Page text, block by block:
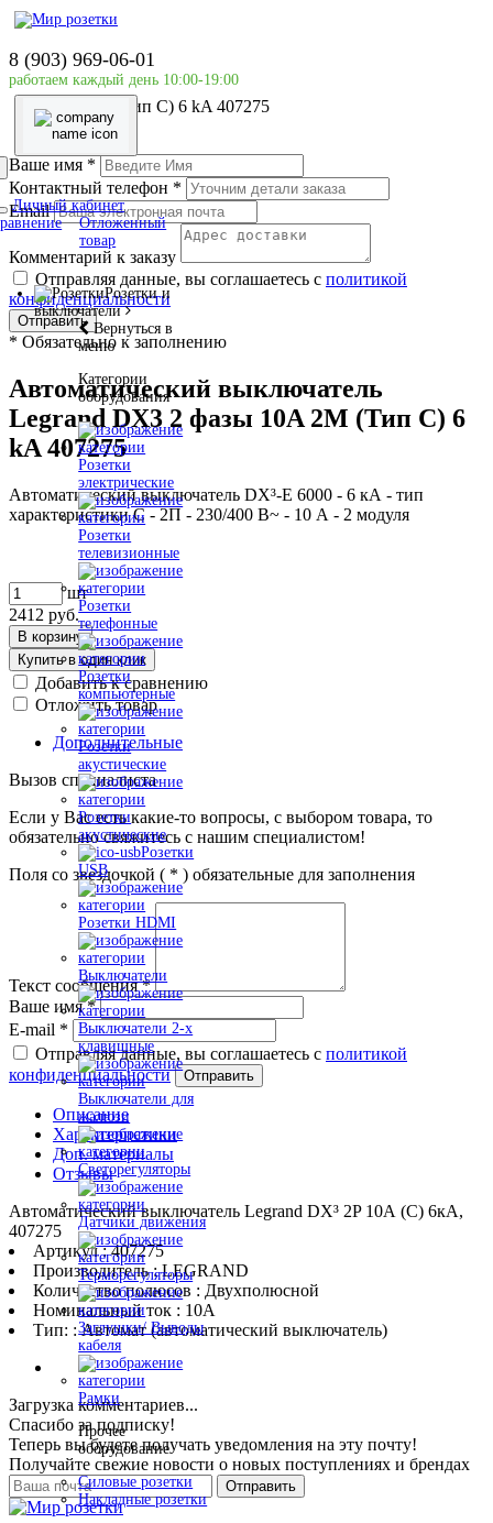
8 (903) 969-06-01
работаем каждый день 10:00-19:00
Личный кабинет
Отложенный
товар
Розетки и
выключатели
Вернуться в
меню
Категории
оборудования
Розетки
электрические
Розетки
телевизионные
Розетки
телефонные
Розетки
компьютерные
Розетки
акустические
Розетки
акустические
Розетки
USB
Розетки HDMI
Выключатели
Выключатели 2-х
клавишные
Выключатели для
жалюзи
Светорегуляторы
Датчики движения
Терморегуляторы
Заглушки/ Выводы
кабеля
Рамки
Прочее
оборудование
Силовые розетки
Накладные розетки
Главная страница
LEGRAND
Автоматический выключатель Legrand DX3 2 фазы
10A 2М (Тип C) 6 kA 407275
Ваше имя *
Контактный телефон *
Email
Комментарий к заказу
Отправляя данные, вы соглашаетесь с политикой
конфиденциальности
Отправить
* Обязательно к заполнению
Автоматический выключатель
Legrand DX3 2 фазы 10A 2М (Тип C) 6
kA 407275
Автоматический выключатель DX³-E 6000 - 6 кА - тип
характеристики C - 2П - 230/400 В~ - 10 А - 2 модуля
шт
2412 руб.
В корзину
Купить в один клик
Добавить к сравнению
Отложить товар
Дополнительные
Вызов специалиста
Если у Вас есть какие-то вопросы, с выбором товара, то
обязательно свяжитесь с нашим специалистом!
Поля со звездочкой ( * ) обязательные для заполнения
Текст сообщения*
Ваше имя*
E-mail *
Отправляя данные, вы соглашаетесь с политикой
конфиденциальности
Отправить
Описание
Характеристики
Доп. материалы
Отзывы
Автоматический выключатель Legrand DX³ 2P 10А (C) 6кА,
407275
Артикул : 407275
Производитель : LEGRAND
Количество полюсов : Двухполюсной
Номинальный ток : 10A
Тип: : Автомат (автоматический выключатель)
Загрузка комментариев...
Спасибо за подписку!
Теперь вы будете получать уведомления на эту почту!
Получайте свежие новости о новых поступлениях и брендах
Отправить